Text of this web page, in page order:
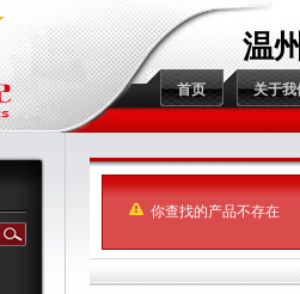
温
首页 关于我
你查找的产品不存在